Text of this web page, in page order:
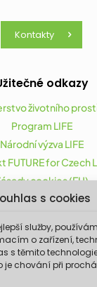
s cookies
služby,
o zařízení,
s těmito
je chování při
Kontakty
odkazy
životního
Program LIFE
Národní výzva LIFE
FUTURE for Czech
cookies (EU)
Czech LIFE
podpořen z
unie LIFE.
zveřejněné